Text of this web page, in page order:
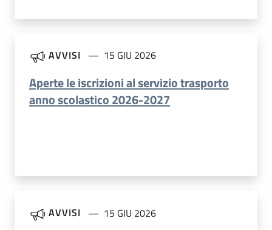
AVVISI 15 GIU 2026
Aperte le iscrizioni al servizio trasporto
anno scolastico 2026-2027
AVVISI 15 GIU 2026